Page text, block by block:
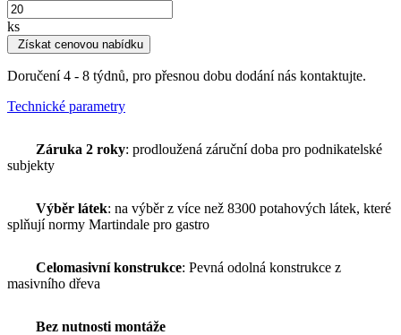
ks
Získat cenovou nabídku
Doručení 4 - 8 týdnů, pro přesnou dobu dodání nás kontaktujte.
Technické parametry
Záruka 2 roky: prodloužená záruční doba pro podnikatelské
subjekty
Výběr látek: na výběr z více než 8300 potahových látek, které
splňují normy Martindale pro gastro
Celomasivní konstrukce: Pevná odolná konstrukce z
masivního dřeva
Bez nutnosti montáže